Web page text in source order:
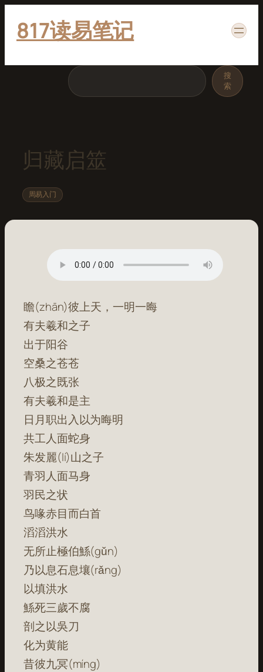
817读易笔记
搜
索
归藏启筮
周易入门
瞻(zhān)彼上天，一明一晦
有夫羲和之子
出于阳谷
空桑之苍苍
八极之既张
有夫羲和是主
日月职出入以为晦明
共工人面蛇身
朱发麗(lí)山之子
青羽人面马身
羽民之状
鸟喙赤目而白首
滔滔洪水
无所止極伯鯀(gǔn)
乃以息石息壤(rǎng)
以填洪水
鯀死三歲不腐
剖之以吳刀
化为黄能
昔彼九冥(míng)